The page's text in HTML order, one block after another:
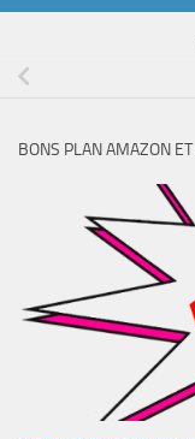
BONS PLAN AMAZON